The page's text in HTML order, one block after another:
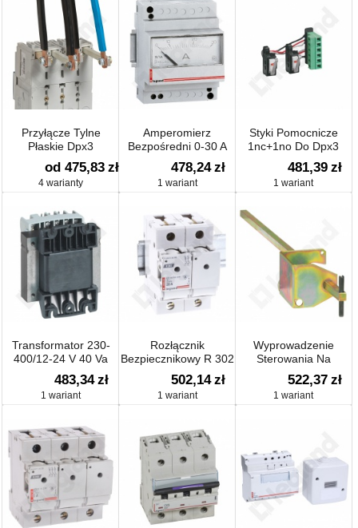
Przyłącze Tylne
Płaskie Dpx3
od 475,83 zł
4 warianty
Amperomierz
Bezpośredni 0-30 A
478,24 zł
1 wariant
Styki Pomocnicze
1nc+1no Do Dpx3
481,39 zł
1 wariant
Transformator 230-
400/12-24 V 40 Va
483,34 zł
1 wariant
Rozłącznik
Bezpiecznikowy R 302
502,14 zł
1 wariant
Wyprowadzenie
Sterowania Na
Zewnątrz Vistop 63-
160
522,37 zł
1 wariant